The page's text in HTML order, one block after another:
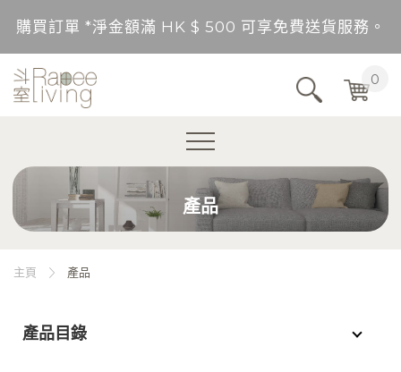
購買訂單 *淨金額滿 HK $ 500 可享免費送貨服務。
送貨範圍：香港，九龍，新界（東涌，愉景灣，離島
購買訂單 *淨金額滿 HK $ 500 可享免費送貨服務。
購買訂單 *淨金額未滿 HK $ 500，需另加 HK$ 50
0
產品
主頁 產品
產品目錄